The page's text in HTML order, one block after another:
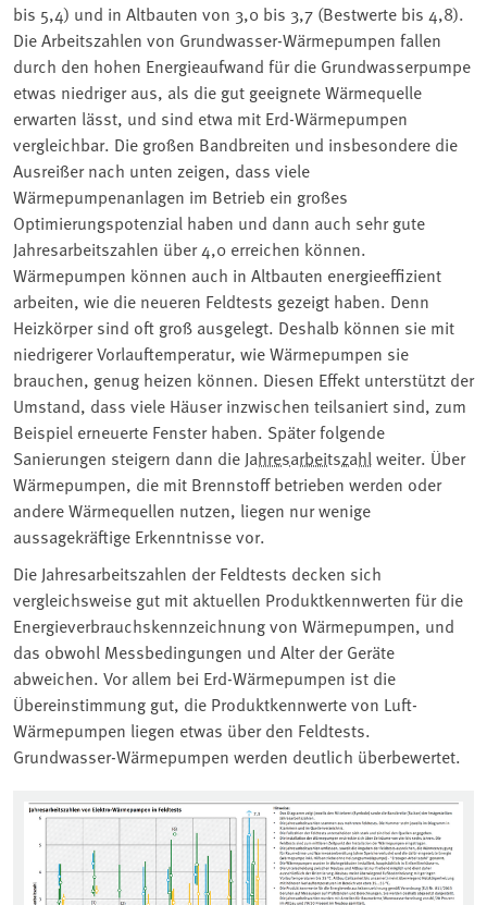
bis 5,4) und in Altbauten von 3,0 bis 3,7 (Bestwerte bis 4,8).
Die Arbeitszahlen von Grundwasser-Wärmepumpen fallen
durch den hohen Energieaufwand für die Grundwasserpumpe
etwas niedriger aus, als die gut geeignete Wärmequelle
erwarten lässt, und sind etwa mit Erd-Wärmepumpen
vergleichbar. Die großen Bandbreiten und insbesondere die
Ausreißer nach unten zeigen, dass viele
Wärmepumpenanlagen im Betrieb ein großes
Optimierungspotenzial haben und dann auch sehr gute
Jahresarbeitszahlen über 4,0 erreichen können.
Wärmepumpen können auch in Altbauten energieeffizient
arbeiten, wie die neueren Feldtests gezeigt haben. Denn
Heizkörper sind oft groß ausgelegt. Deshalb können sie mit
niedrigerer Vorlauftemperatur, wie Wärmepumpen sie
brauchen, genug heizen können. Diesen Effekt unterstützt der
Umstand, dass viele Häuser inzwischen teilsaniert sind, zum
Beispiel erneuerte Fenster haben. Später folgende
Sanierungen steigern dann die Jahresarbeitszahl weiter. Über
Wärmepumpen, die mit Brennstoff betrieben werden oder
andere Wärmequellen nutzen, liegen nur wenige
aussagekräftige Erkenntnisse vor.
Die Jahresarbeitszahlen der Feldtests decken sich
vergleichsweise gut mit aktuellen Produktkennwerten für die
Energieverbrauchskennzeichnung von Wärmepumpen, und
das obwohl Messbedingungen und Alter der Geräte
abweichen. Vor allem bei Erd-Wärmepumpen ist die
Übereinstimmung gut, die Produktkennwerte von Luft-
Wärmepumpen liegen etwas über den Feldtests.
Grundwasser-Wärmepumpen werden deutlich überbewertet.